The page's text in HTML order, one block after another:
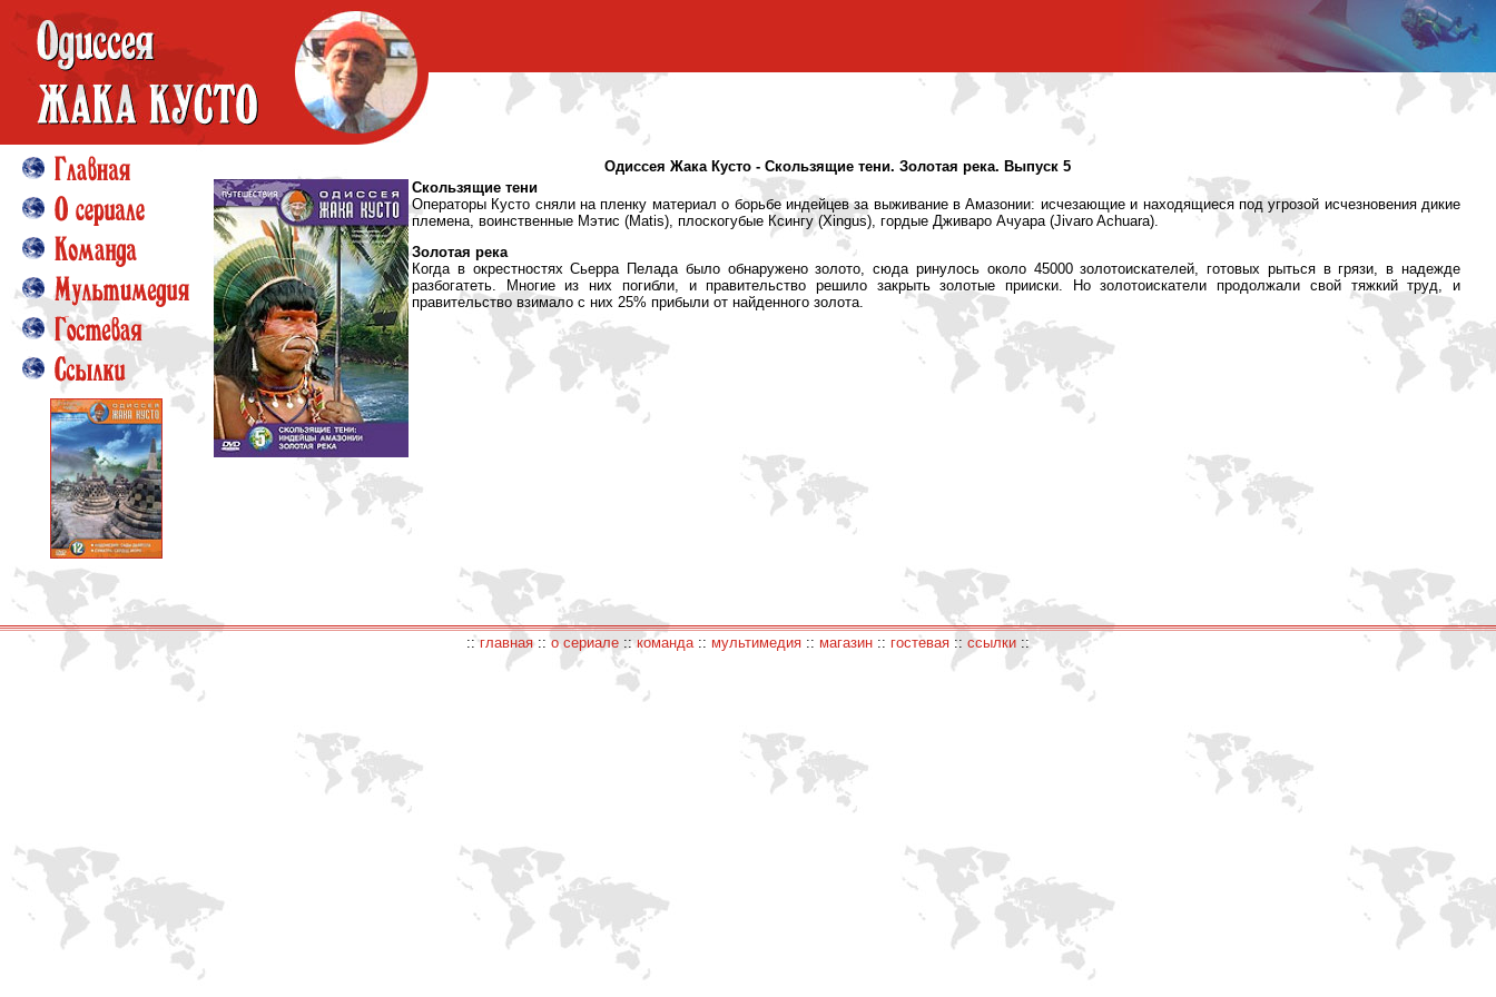
Одиссея Жака Кусто - Скользящие тени. Золотая река. Выпуск 5
Скользящие тени
Операторы Кусто сняли на пленку материал о борьбе индейцев за выживание в Амазонии: исчезающие и находящиеся под угрозой исчезновения дикие
племена, воинственные Мэтис (Matis), плоскогубые Ксингу (Xingus), гордые Дживаро Ачуара (Jivaro Achuara).
Золотая река
Когда в окрестностях Сьерра Пелада было обнаружено золото, сюда ринулось около 45000 золотоискателей, готовых рыться в грязи, в надежде
разбогатеть. Многие из них погибли, и правительство решило закрыть золотые прииски. Но золотоискатели продолжали свой тяжкий труд, и
правительство взимало с них 25% прибыли от найденного золота.
::главная:: о сериале ::команда:: мультимедия :: магазин :: гостевая :: ссылки ::